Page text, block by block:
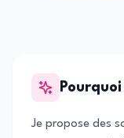
Je propose des